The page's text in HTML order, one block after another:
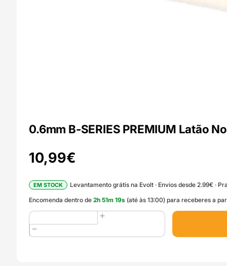
0.6mm B-SERIES PREMIUM Latão
10,99€
EM STOCK
Levantamento grátis na Evolt · Envios desde 2.99€ ·
Encomenda dentro de2h51m17s (até às 13:00) para receberes a
Quantidade
de
0.6mm